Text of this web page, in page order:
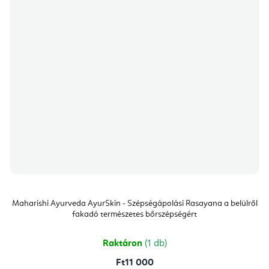
Maharishi Ayurveda AyurSkin - Szépségápolási Rasayana a belülről
fakadó természetes bőrszépségért
Raktáron (1 db)
Ft11 000